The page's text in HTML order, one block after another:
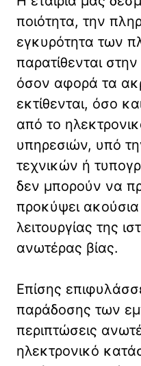
ποιότητα, την
εγκυρότητα των
παρατίθενται
όσον αφορά τα
εκτίθενται, όσο
από το
υπηρεσιών, υπό
τεχνικών ή
δεν μπορούν να
προκύψει
λειτουργίας της
ανωτέρας βίας.
Επίσης
παράδοσης των
περιπτώσεις
ηλεκτρονικό